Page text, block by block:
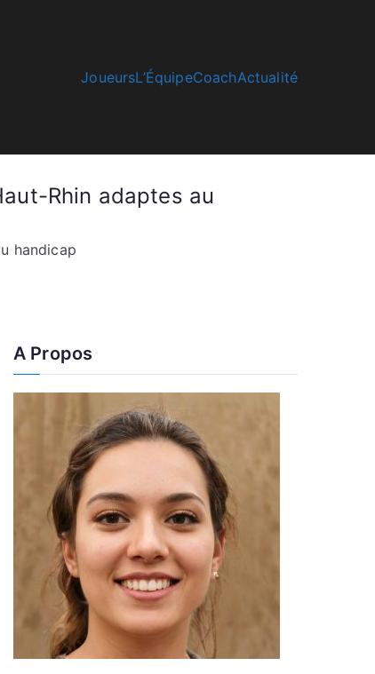
JoueursL’ÉquipeCoachActualité
Rhin adaptes au
handicap
A Propos